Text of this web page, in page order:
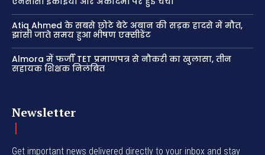
Atiq Ahmed के सबसे छोटे बेटे अबान की सड़क हादसे में मौत,
झांसी जाते समय हुआ भीषण एक्सीडेंट
Almora में फर्जी TET प्रमाणपत्र से नौकरी का खुलासा, तीन
सहायक शिक्षक निलंबित
Newsletter
Get important news delivered directly to your inbox and stay